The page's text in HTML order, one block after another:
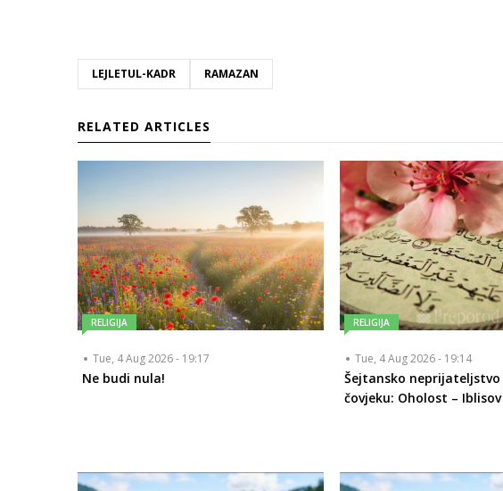
LEJLETUL-KADR RAMAZAN
RELATED ARTICLES
RELIGIJA
Tue, 4 Aug 2026 - 19:17
Ne budi nula!
RELIGIJA
Tue, 4 Aug 2026 - 19:14
Šejtansko neprijateljstvo
čovjeku: Oholost –